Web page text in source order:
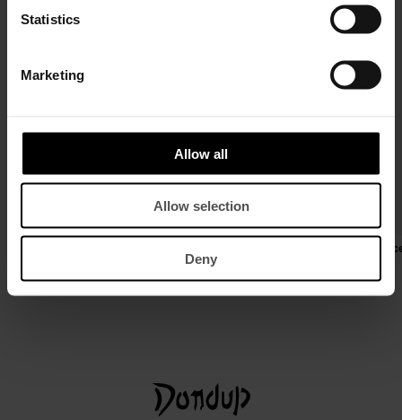
Statistics
Marketing
Allow all
Allow selection
Deny
€ 215,00
Carrot-Fit Jeans Jeff aus